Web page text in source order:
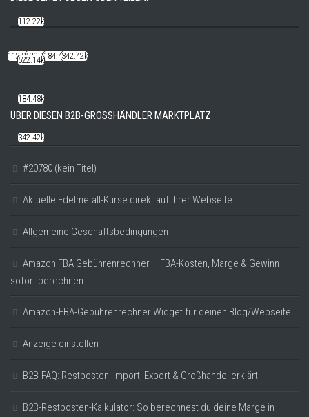
112.22k522.14k184.48k342.42k
ÜBER DIESEN B2B-GROSSHÄNDLER MARKTPLATZ
#20780 (kein Titel)
Aktuelle Edelmetall-Kurse direkt auf Ihrer Webseite
Allgemeine Geschäftsbedingungen
Amazon FBA Gebührenrechner – FBA-Kosten, Marge & Gewinn
sofort berechnen
Amazon-FBA-Gebührenrechner Widget für deinen Blog/Webseite
Anzeige einstellen
B2B-FAQ: Restposten, Import, Export & Großhandel erklärt
B2B-Restposten-Kalkulator: So berechnest du deine Marge in
112.22k
522.14k
184.48k
342.42k